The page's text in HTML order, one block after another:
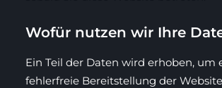
Wofür nutzen wir Ihre
Ein Teil der Daten wird erhoben, um
fehlerfreie Bereitstellung der